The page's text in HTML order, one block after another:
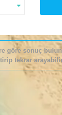
göre sonuç
tekrar